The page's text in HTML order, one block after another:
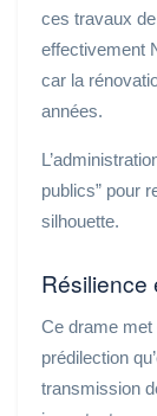
ces travaux
effectivement
car la
années.
publics” pour
silhouette.
Résilience
Ce drame met
prédilection
transmission